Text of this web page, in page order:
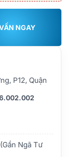
NGAY
P12, Quận
Ngã Tư